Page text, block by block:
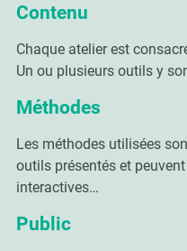
Contenu
Chaque atelier est
Un ou plusieurs outils y
Méthodes
Les méthodes utilisées
outils présentés et
interactives…
Public